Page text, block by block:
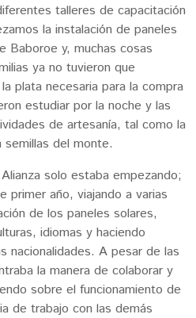
talleres de capacitación
la instalación de paneles
Baboroe y, muchas cosas
ya no tuvieron que
plata necesaria para la compra
estudiar por la noche y las
de artesanía, tal como la
semillas del monte.
solo estaba empezando;
primer año, viajando a varias
de los paneles solares,
idiomas y haciendo
nacionalidades. A pesar de las
la manera de colaborar y
sobre el funcionamiento de
de trabajo con las demás